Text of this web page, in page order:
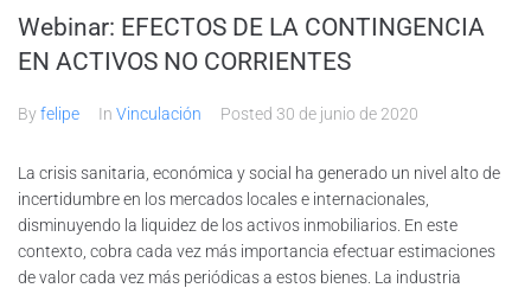
Webinar: EFECTOS DE LA CONTINGENCIA
EN ACTIVOS NO CORRIENTES
Byfelipe In Vinculación Posted 30 de junio de 2020
La crisis sanitaria, económica y social ha generado un nivel alto de
incertidumbre en los mercados locales e internacionales,
disminuyendo la liquidez de los activos inmobiliarios. En este
contexto, cobra cada vez más importancia efectuar estimaciones
de valor cada vez más periódicas a estos bienes. La industria